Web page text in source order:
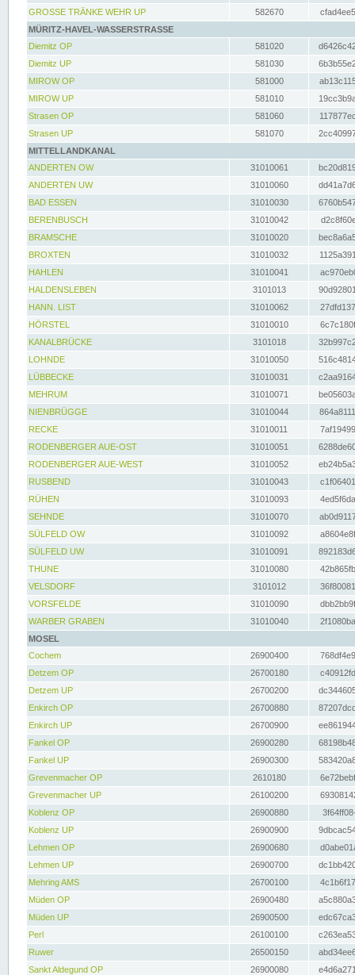
GROSSE TRÄNKE WEHR UP
582670
MÜRITZ-HAVEL-WASSERSTRASSE
Diemitz OP
581020
Diemitz UP
581030
MIROW OP
581000
MIROW UP
581010
Strasen OP
581060
Strasen UP
581070
MITTELLANDKANAL
ANDERTEN OW
31010061
ANDERTEN UW
31010060
BAD ESSEN
31010030
BERENBUSCH
31010042
BRAMSCHE
31010020
BROXTEN
31010032
HAHLEN
31010041
HALDENSLEBEN
3101013
HANN. LIST
31010062
HÖRSTEL
31010010
KANALBRÜCKE
3101018
LOHNDE
31010050
LÜBBECKE
31010031
MEHRUM
31010071
NIENBRÜGGE
31010044
RECKE
31010011
RODENBERGER AUE-OST
31010051
RODENBERGER AUE-WEST
31010052
RUSBEND
31010043
RÜHEN
31010093
SEHNDE
31010070
SÜLFELD OW
31010092
SÜLFELD UW
31010091
THUNE
31010080
VELSDORF
3101012
VORSFELDE
31010090
WARBER GRABEN
31010040
MOSEL
Cochem
26900400
Detzem OP
26700180
Detzem UP
26700200
Enkirch OP
26700880
Enkirch UP
26700900
Fankel OP
26900280
Fankel UP
26900300
Grevenmacher OP
2610180
Grevenmacher UP
26100200
Koblenz OP
26900880
Koblenz UP
26900900
Lehmen OP
26900680
Lehmen UP
26900700
Mehring AMS
26700100
Müden OP
26900480
Müden UP
26900500
Perl
26100100
Ruwer
26500150
Sankt Aldegund OP
26900080